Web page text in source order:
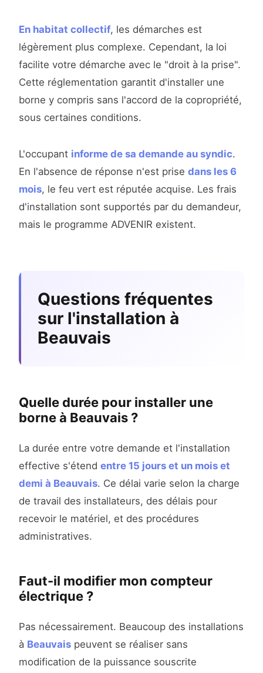
En habitat collectif, les démarches est
légèrement plus complexe. Cependant, la loi
facilite votre démarche avec le "droit à la prise".
Cette réglementation garantit d'installer une
borne y compris sans l'accord de la copropriété,
sous certaines conditions.
L'occupant informe de sa demande au syndic.
En l'absence de réponse n'est prise dans les 6
mois, le feu vert est réputée acquise. Les frais
d'installation sont supportés par du demandeur,
mais le programme ADVENIR existent.
Questions fréquentes
sur l'installation à
Beauvais
Quelle durée pour installer une
borne à Beauvais ?
La durée entre votre demande et l'installation
effective s'étend entre 15 jours et un mois et
demi à Beauvais. Ce délai varie selon la charge
de travail des installateurs, des délais pour
recevoir le matériel, et des procédures
administratives.
Faut-il modifier mon compteur
électrique ?
Pas nécessairement. Beaucoup des installations
à Beauvais peuvent se réaliser sans
modification de la puissance souscrite